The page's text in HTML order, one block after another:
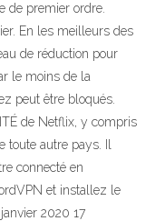
de premier ordre.
En les meilleurs des
de réduction pour
le moins de la
peut être bloqués.
de Netflix, y compris
toute autre pays. Il
connecté en
et installez le
2020 17